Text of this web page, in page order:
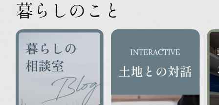
暮らしのこと